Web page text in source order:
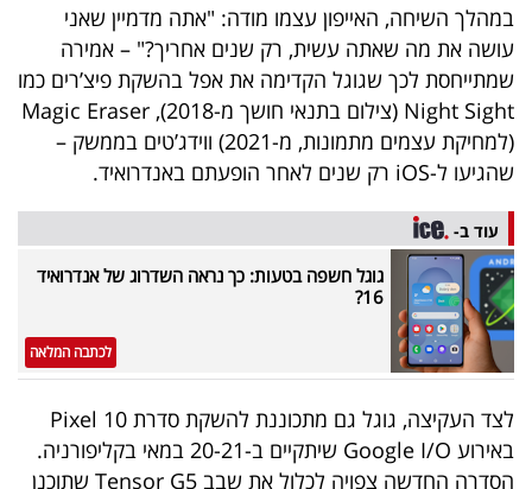
שיתופי
פעולה
דרושים
ניוזלטרים
מייל
אדום
במהלך השיחה, האייפון עצמו מודה: "אתה מדמיין שאני
עושה את מה שאתה עשית, רק שנים אחריך?" – אמירה
שמתייחסת לכך שגוגל הקדימה את אפל בהשקת פיצ’רים כמו
Night Sight (צילום בתנאי חושך מ-2018), Magic Eraser
(למחיקת עצמים מתמונות, מ-2021) ווידג’טים בממשק –
שהגיעו ל-iOS רק שנים לאחר הופעתם באנדרואיד.
עוד ב-
גוגל חשפה בטעות: כך נראה השדרוג של אנדרואיד
16?
לכתבה המלאה
לצד העקיצה, גוגל גם מתכוננת להשקת סדרת Pixel 10
באירוע Google I/O שיתקיים ב-20-21 במאי בקליפורניה.
הסדרה החדשה צפויה לכלול את שבב Tensor G5 שתוכנן